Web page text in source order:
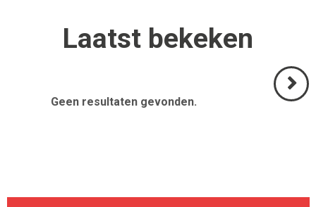
Laatst bekeken
Geen resultaten gevonden.